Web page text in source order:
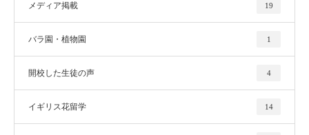
メディア掲載 19
バラ園・植物園 1
開校した生徒の声 4
イギリス花留学 14